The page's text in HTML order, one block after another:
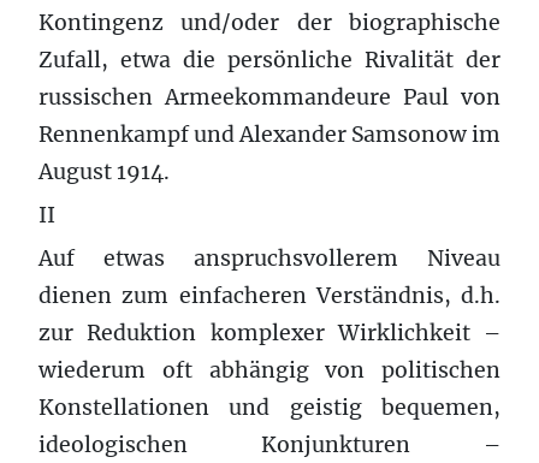
Kontingenz und/oder der biographische
Zufall, etwa die persönliche Rivalität der
russischen Armeekommandeure Paul von
Rennenkampf und Alexander Samsonow im
August 1914.
II
Auf etwas anspruchsvollerem Niveau
dienen zum einfacheren Verständnis, d.h.
zur Reduktion komplexer Wirklichkeit –
wiederum oft abhängig von politischen
Konstellationen und geistig bequemen,
ideologischen Konjunkturen –